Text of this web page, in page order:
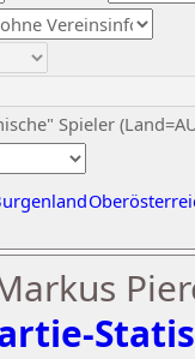
Spieler